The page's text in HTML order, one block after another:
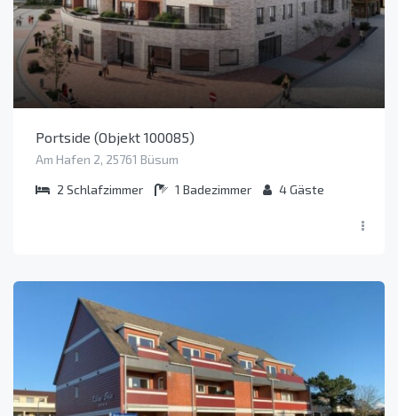
Portside (Objekt 100085)
Am Hafen 2, 25761 Büsum
2 Schlafzimmer 1 Badezimmer 4Gäste